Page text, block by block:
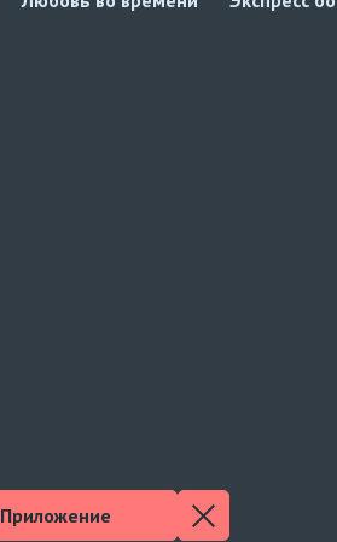
Приложение